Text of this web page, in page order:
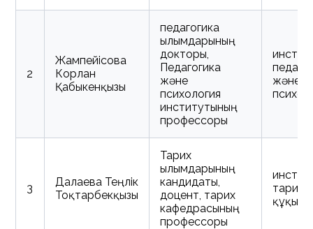
2
Жампейісова
Корлан
Қабыкенқызы
педагогика
ғылымдарының
докторы,
Педагогика
және
психология
институтының
профессоры
және
3
Далаева Теңлік
Тоқтарбекқызы
Тарих
ғылымдарының
кандидаты,
доцент, тарих
кафедрасының
профессоры
тарих
құқық